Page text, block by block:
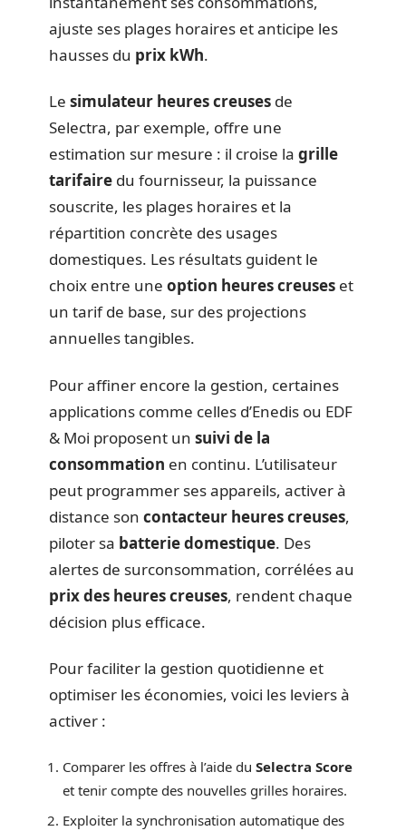
ajuste ses plages horaires et anticipe les
hausses du prix kWh.
Le simulateur heures creuses de
Selectra, par exemple, offre une
estimation sur mesure : il croise la grille
tarifaire du fournisseur, la puissance
souscrite, les plages horaires et la
répartition concrète des usages
domestiques. Les résultats guident le
choix entre une option heures creuses et
un tarif de base, sur des projections
annuelles tangibles.
Pour affiner encore la gestion, certaines
applications comme celles d’Enedis ou EDF
& Moi proposent un suivi de la
consommation en continu. L’utilisateur
peut programmer ses appareils, activer à
distance son contacteur heures creuses,
piloter sa batterie domestique. Des
alertes de surconsommation, corrélées au
prix des heures creuses, rendent chaque
décision plus efficace.
Pour faciliter la gestion quotidienne et
optimiser les économies, voici les leviers à
activer :
Comparer les offres à l’aide du Selectra Score
et tenir compte des nouvelles grilles horaires.
Exploiter la synchronisation automatique des